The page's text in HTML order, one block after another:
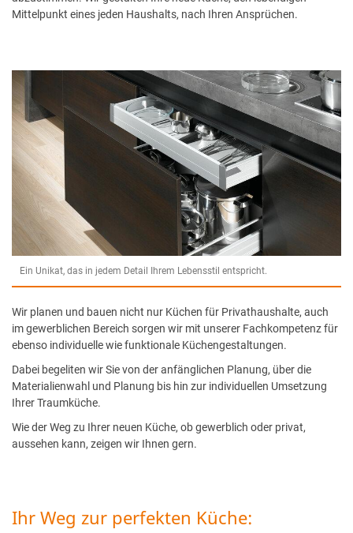
Mittelpunkt eines jeden Haushalts, nach Ihren Ansprüchen.
Ein Unikat, das in jedem Detail Ihrem Lebensstil entspricht.
Wir planen und bauen nicht nur Küchen für Privathaushalte, auch
im gewerblichen Bereich sorgen wir mit unserer Fachkompetenz für
ebenso individuelle wie funktionale Küchengestaltungen.
Dabei begeliten wir Sie von der anfänglichen Planung, über die
Materialienwahl und Planung bis hin zur individuellen Umsetzung
Ihrer Traumküche.
Wie der Weg zu Ihrer neuen Küche, ob gewerblich oder privat,
aussehen kann, zeigen wir Ihnen gern.
Ihr Weg zur perfekten Küche: